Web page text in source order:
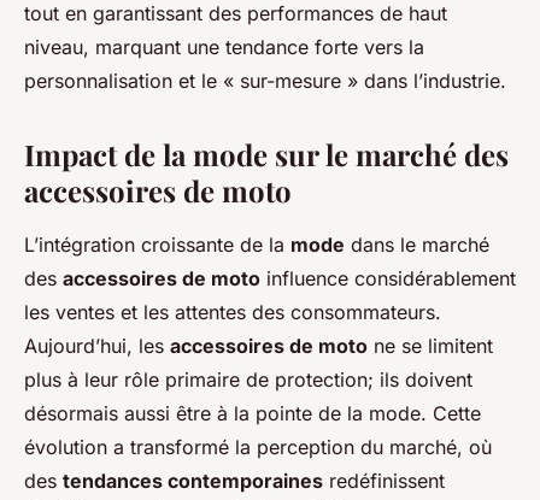
tout en garantissant des performances de haut
niveau, marquant une tendance forte vers la
personnalisation et le « sur-mesure » dans l’industrie.
Impact de la mode sur le marché des
accessoires de moto
L’intégration croissante de la mode dans le marché
des accessoires de moto influence considérablement
les ventes et les attentes des consommateurs.
Aujourd’hui, les accessoires de moto ne se limitent
plus à leur rôle primaire de protection; ils doivent
désormais aussi être à la pointe de la mode. Cette
évolution a transformé la perception du marché, où
des tendances contemporaines redéfinissent